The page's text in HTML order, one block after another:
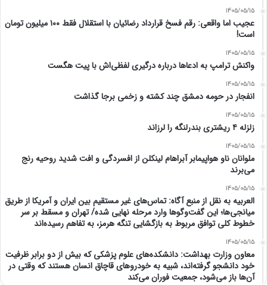
1405/05/15
عجیب اما واقعی: رقم فسخ قرارداد رضائیان با استقلال فقط ۱۰۰ میلیون تومان
است!
1405/05/15
واکنش ترامپ به ادعاها درباره درگیری لفظی‌اش با پیت هگست
1405/05/15
انفجار در حومه دمشق چند کشته و زخمی برجا گذاشت
1405/05/15
زلزله ۴ ریشتری بندرلنگه را لرزاند
1405/05/15
ملوانان ناو هواپیمابر آبراهام لینکلن از افسردگی و افت شدید روحیه رنج
می‌برند
1405/05/15
العربیه به نقل از منبع آگاه: تماس‌های غیر مستقیم بین ایران و آمریکا از طریق
میانجی‌ها؛ این گفت‌و‌گو‌ها وارد مرحله نهایی شده/ تهران و مسقط بر سر
خطوط کلی توافق مربوط به بازگشایی تنگه هرمز، به تفاهم رسیده‌اند
1405/05/15
معاون وزارت بهداشت: دانشکده‌های علوم پزشکی که بیش از دو برابر ظرفیت
خود دانشجو گرفته‌اند، شبیه به خودرو‌های قاچاق انسان هستند که وقتی در
آن‌ها باز می‌شود، جمعیت فوران می‌کند